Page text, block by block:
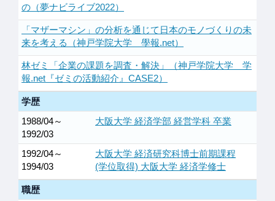
の（夢ナビライブ2022）
「マザーマシン」の分析を通じて日本のモノづくりの未
来を考える（神戸学院大学 學報.net）
林ゼミ「企業の課題を調査・解決」（神戸学院大学 学
報.net『ゼミの活動紹介』CASE2）
学歴
1988/04～
1992/03
大阪大学 経済学部 経営学科 卒業
1992/04～
1994/03
大阪大学 経済研究科博士前期課程
(学位取得) 大阪大学 経済学修士
職歴